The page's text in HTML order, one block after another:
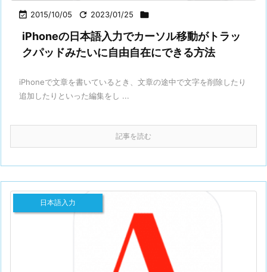
 2015/10/05  2023/01/25 
iPhoneの日本語入力でカーソル移動がトラッ
クパッドみたいに自由自在にできる方法
iPhoneで文章を書いているとき、文章の途中で文字を削除したり
追加したりといった編集をし ...
記事を読む
日本語入力